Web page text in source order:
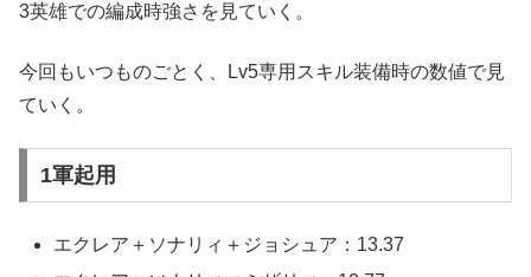
3英雄での編成時強さを見ていく。
今回もいつものごとく、Lv5専用スキル装備時の数値で見
ていく。
1軍起用
エクレア＋ソナリィ＋ジョシュア：13.37